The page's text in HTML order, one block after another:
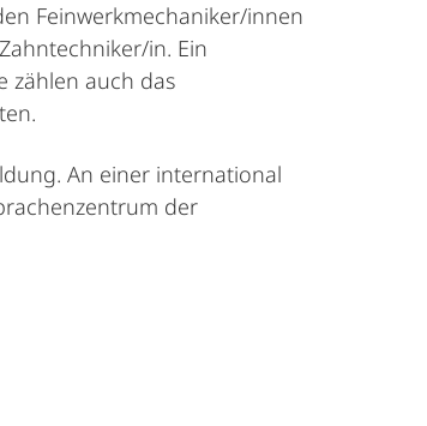
Feinwerkmechaniker/innen
in. Ein
zählen auch das
An einer international
der